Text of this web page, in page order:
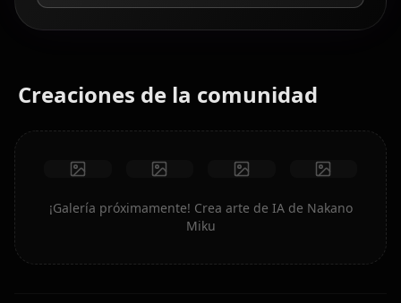
Creaciones de la comunidad
¡Galería próximamente! Crea arte de IA de Nakano
Miku